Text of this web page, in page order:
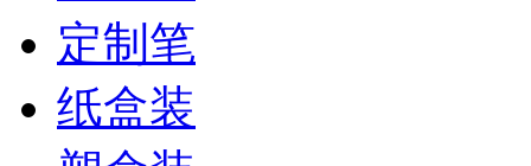
定制笔
纸盒装